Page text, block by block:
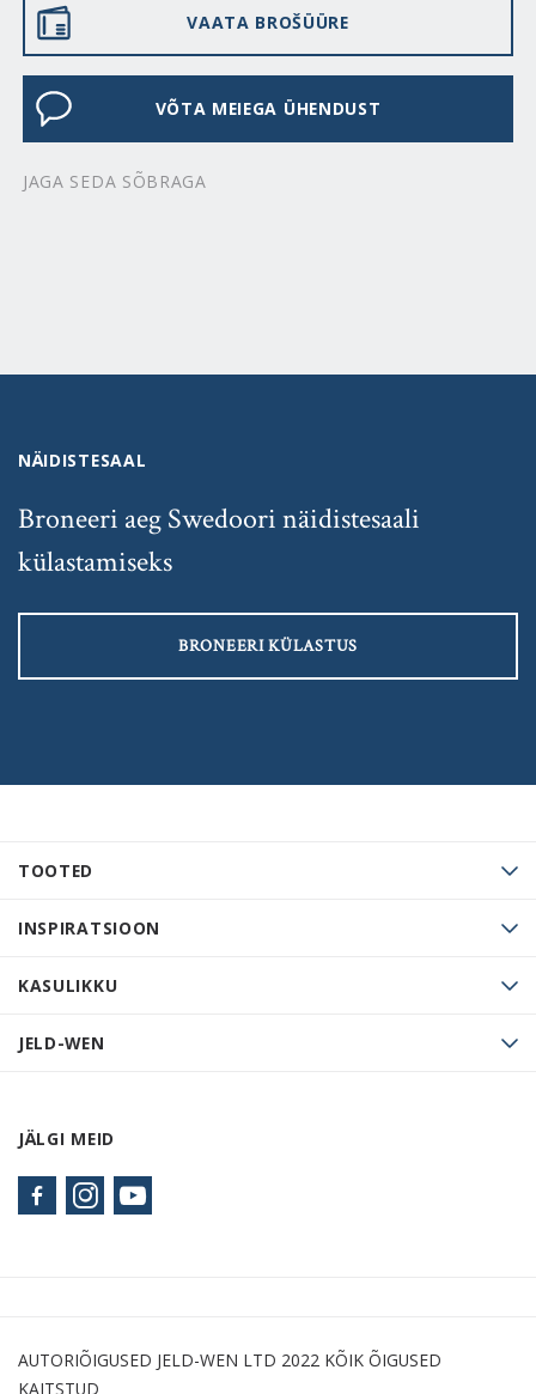
VAATA BROŠÜÜRE
VÕTA MEIEGA ÜHENDUST
JAGA SEDA SÕBRAGA
TOOTED
INSPIRATSIOON
KASULIKKU
JELD-WEN
JÄLGI MEID
NÄIDISTESAAL
Broneeri aeg Swedoori näidistesaali
külastamiseks
BRONEERI KÜLASTUS
AUTORIÕIGUSED JELD-WEN LTD 2022 KÕIK ÕIGUSED
KAITSTUD